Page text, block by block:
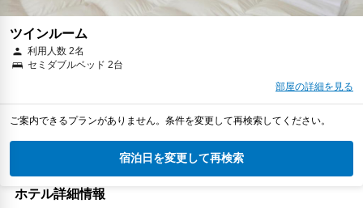
ツインルーム
利用人数 2名
セミダブルベッド 2台
部屋の詳細を見る
ご案内できるプランがありません。条件を変更して再検索してください。
宿泊日を変更して再検索
ホテル詳細情報